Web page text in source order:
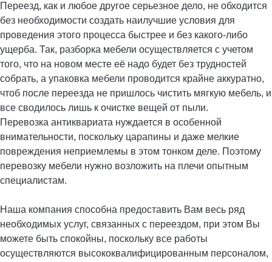
Переезд, как и любое другое серьезное дело, не обходится
без необходимости создать наилучшие условия для
проведения этого процесса быстрее и без какого-либо
ущерба. Так, разборка мебели осуществляется с учетом
того, что на новом месте её надо будет без трудностей
собрать, а упаковка мебели проводится крайне аккуратно,
чтоб после переезда не пришлось чистить мягкую мебель, и
все сводилось лишь к очистке вещей от пыли.
Перевозка антиквариата нуждается в особенной
внимательности, поскольку царапины и даже мелкие
повреждения неприемлемы в этом тонком деле. Поэтому
перевозку мебели нужно возложить на плечи опытным
специалистам.
Наша компания способна предоставить Вам весь ряд
необходимых услуг, связанных с переездом, при этом Вы
можете быть спокойны, поскольку все работы
осуществляются высококвалифицированным персоналом,